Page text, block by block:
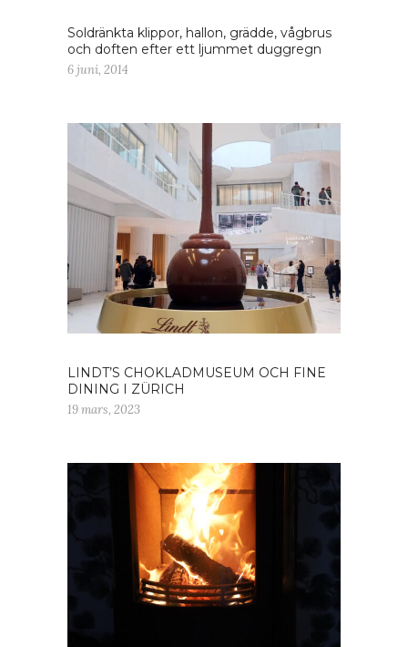
Soldränkta klippor, hallon, grädde, vågbrus
och doften efter ett ljummet duggregn
6 juni, 2014
LINDT’S CHOKLADMUSEUM OCH FINE
DINING I ZÜRICH
19 mars, 2023